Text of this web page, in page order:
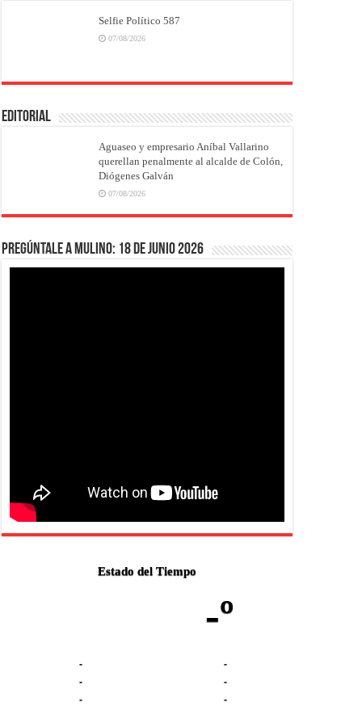
Selfie Político 587
07/08/2026
EDITORIAL
Aguaseo y empresario Aníbal Vallarino
querellan penalmente al alcalde de Colón,
Diógenes Galván
07/08/2026
Pregúntale a Mulino: 18 de junio 2026
Estado del Tiempo
-º
-
-
-
-
-
-